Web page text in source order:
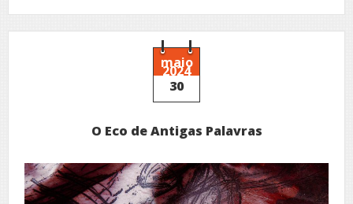
de
Arte
Bico
Pena
realiza
exposição
arte
alunos
maio
2024
30
O Eco de Antigas Palavras